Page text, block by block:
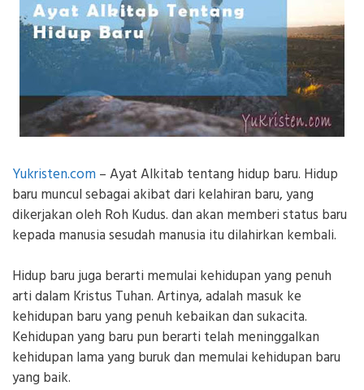
Yukristen.com – Ayat Alkitab tentang hidup baru. Hidup
baru muncul sebagai akibat dari kelahiran baru, yang
dikerjakan oleh Roh Kudus. dan akan memberi status baru
kepada manusia sesudah manusia itu dilahirkan kembali.
Hidup baru juga berarti memulai kehidupan yang penuh
arti dalam Kristus Tuhan. Artinya, adalah masuk ke
kehidupan baru yang penuh kebaikan dan sukacita.
Kehidupan yang baru pun berarti telah meninggalkan
kehidupan lama yang buruk dan memulai kehidupan baru
yang baik.